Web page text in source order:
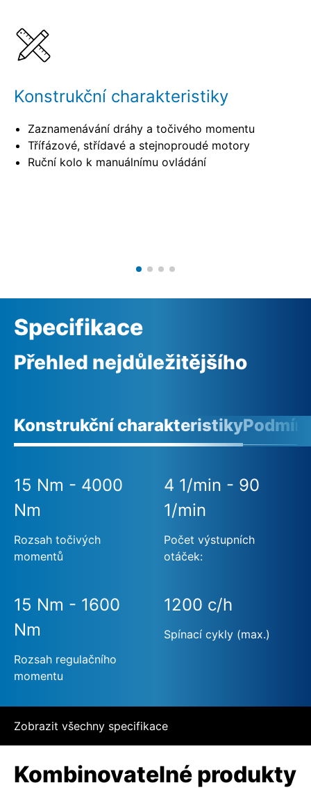
Kombinovatelné produkty
Související produkty
Konstrukční charakteristiky
Zaznamenávání dráhy a točivého momentu
Třífázové, střídavé a stejnoproudé motory
Ruční kolo k manuálnímu ovládání
Specifikace
Přehled nejdůležitějšího
Konstrukční charakteristiky
15 Nm - 4000
Nm
Rozsah točivých
momentů
4 1/min - 90
1/min
Počet výstupních
otáček:
15 Nm - 1600
Nm
Rozsah regulačního
momentu
1200 c/h
Spínací cykly (max.)
Zobrazit všechny specifikace
Kombinovatelné produkty